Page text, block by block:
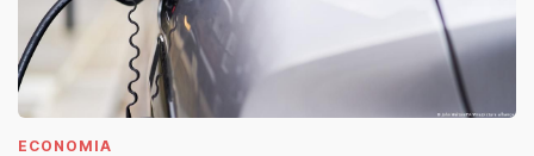
ECONOMIA